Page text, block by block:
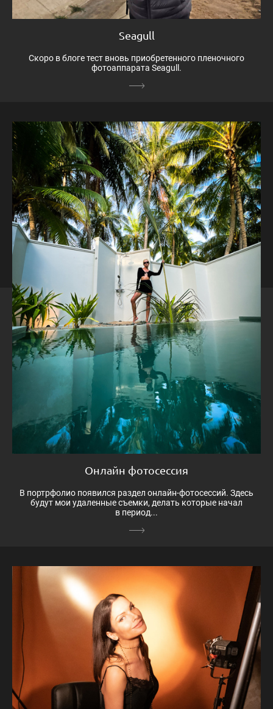
Seagull
Скоро в блоге тест вновь приобретенного пленочного
фотоаппарата Seagull.
Онлайн фотосессия
В портрфолио появился раздел онлайн-фотосессий. Здесь
будут мои удаленные съемки, делать которые начал
в период...